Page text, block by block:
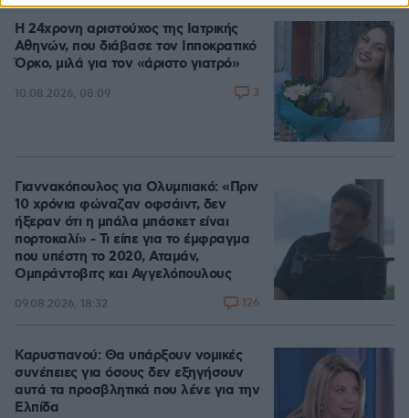
Η 24χρονη αριστούχος της Ιατρικής
Αθηνών, που διάβασε τον Ιπποκρατικό
Όρκο, μιλά για τον «άριστο γιατρό»
10.08.2026, 08:09 3
Γιαννακόπουλος για Ολυμπιακό: «Πριν
10 χρόνια φώναζαν οφσάιντ, δεν
ήξεραν ότι η μπάλα μπάσκετ είναι
πορτοκαλί» - Τι είπε για το έμφραγμα
που υπέστη το 2020, Αταμάν,
Ομπράντοβιτς και Αγγελόπουλους
09.08.2026, 18:32 126
Καρυστιανού: Θα υπάρξουν νομικές
συνέπειες για όσους δεν εξηγήσουν
αυτά τα προσβλητικά που λένε για την
Ελπίδα